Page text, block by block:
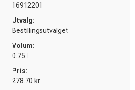
16912201
Utvalg:
Bestillingsutvalget
Volum:
0.75 l
Pris:
278.70 kr